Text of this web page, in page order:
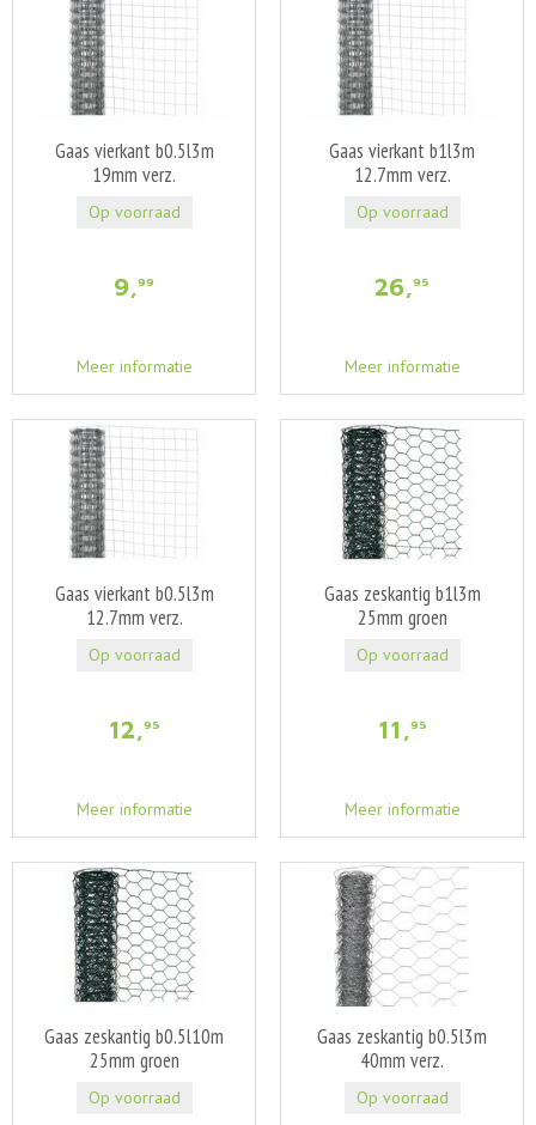
Gaas vierkant b0.5l3m
19mm verz.
9,99
Meer informatie
Op voorraad
Gaas vierkant b1l3m
12.7mm verz.
26,95
Meer informatie
Op voorraad
Gaas vierkant b0.5l3m
12.7mm verz.
12,95
Meer informatie
Op voorraad
Gaas zeskantig b1l3m
25mm groen
11 ,95
Meer informatie
Op voorraad
Gaas zeskantig b0.5l10m
25mm groen
Op voorraad
Gaas zeskantig b0.5l3m
40mm verz.
Op voorraad